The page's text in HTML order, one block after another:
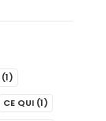
(1)
CE QUI (1)